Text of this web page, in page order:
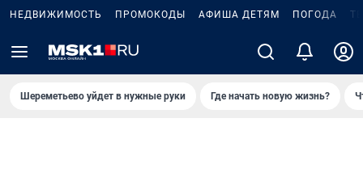
НЕДВИЖИМОСТЬ ПРОМОКОДЫ АФИША ДЕТЯМ ПОГОДА
Шереметьево уйдет в нужные руки Где начать новую жизнь?